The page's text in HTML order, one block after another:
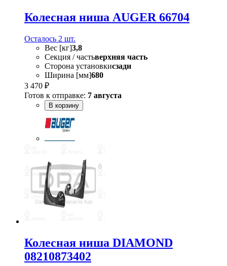
Колесная ниша AUGER 66704
Осталось 2 шт.
Вес [кг]3,8
Секция / частьверхняя часть
Сторона установкисзади
Ширина [мм]680
3 470 ₽
Готов к отправке: 7 августа
В корзину
Колесная ниша DIAMOND
08210873402